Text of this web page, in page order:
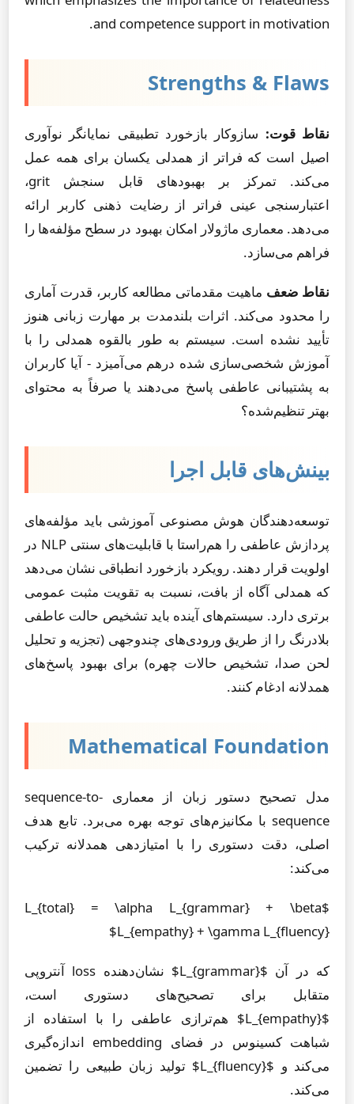
and competence support in motivation.
Strengths & Flaws
نقاط قوت: سازوکار بازخورد تطبیقی نمایانگر نوآوری
اصیل است که فراتر از همدلی یکسان برای همه عمل
می‌کند. تمرکز بر بهبودهای قابل سنجش grit،
اعتبارسنجی عینی فراتر از رضایت ذهنی کاربر ارائه
می‌دهد. معماری ماژولار امکان بهبود در سطح مؤلفه‌ها را
فراهم می‌سازد.
نقاط ضعف ماهیت مقدماتی مطالعه کاربر، قدرت آماری
را محدود می‌کند. اثرات بلندمدت بر مهارت زبانی هنوز
تأیید نشده است. سیستم به طور بالقوه همدلی را با
آموزش شخصی‌سازی شده درهم می‌آمیزد - آیا کاربران
به پشتیبانی عاطفی پاسخ می‌دهند یا صرفاً به محتوای
بهتر تنظیم‌شده؟
بینش‌های قابل اجرا
توسعه‌دهندگان هوش مصنوعی آموزشی باید مؤلفه‌های
پردازش عاطفی را هم‌راستا با قابلیت‌های سنتی NLP در
اولویت قرار دهند. رویکرد بازخورد انطباقی نشان می‌دهد
که همدلی آگاه از بافت، نسبت به تقویت مثبت عمومی
برتری دارد. سیستم‌های آینده باید تشخیص حالت عاطفی
بلادرنگ را از طریق ورودی‌های چندوجهی (تجزیه و تحلیل
لحن صدا، تشخیص حالات چهره) برای بهبود پاسخ‌های
همدلانه ادغام کنند.
Mathematical Foundation
مدل تصحیح دستور زبان از معماری sequence-to-
sequence با مکانیزم‌های توجه بهره می‌برد. تابع هدف
اصلی، دقت دستوری را با امتیازدهی همدلانه ترکیب
می‌کند:
$L_{total} = \alpha L_{grammar} + \beta
L_{empathy} + \gamma L_{fluency}$
که در آن $L_{grammar}$ نشان‌دهنده loss آنتروپی
متقابل برای تصحیح‌های دستوری است،
$L_{empathy}$ هم‌ترازی عاطفی را با استفاده از
شباهت کسینوس در فضای embedding اندازه‌گیری
می‌کند و $L_{fluency}$ تولید زبان طبیعی را تضمین
می‌کند.